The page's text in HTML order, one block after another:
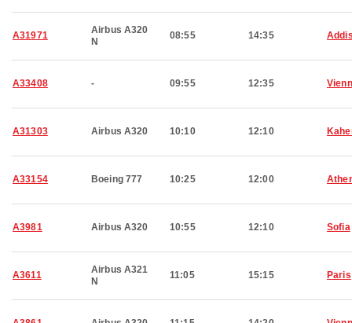
A31971
Airbus A320
N
08:55 14:35
A33408 - 09:55 12:35
A31303 Airbus A320 10:10 12:10
A33154 Boeing 777 10:25 12:00
A3981 Airbus A320 10:55 12:10 Sofia
A3611
Airbus A321
N
11:05 15:15 Paris